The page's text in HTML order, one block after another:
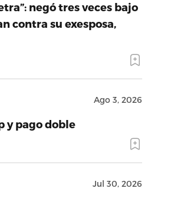
negó tres veces bajo
contra su exesposa,
Ago 3, 2026
y pago doble
Jul 30, 2026